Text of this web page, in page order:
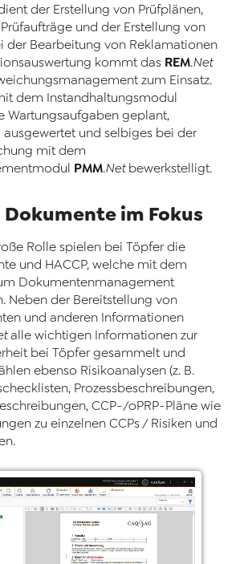
der Erstellung von Prüfplänen,
und der Erstellung von
der Bearbeitung von Reklamationen
kommt das REM.Net
zum Einsatz.
dem Instandhaltungsmodul
Wartungsaufgaben geplant,
und selbiges bei der
mit dem
PMM.Netbewerkstelligt.
Dokumente im Fokus
Rolle spielen bei Töpfer die
und HACCP, welche mit dem
Dokumentenmanagement
Neben der Bereitstellung von
und anderen Informationen
alle wichtigen Informationen zur
bei Töpfer gesammelt und
ebenso Risikoanalysen (z. B.
Prozessbeschreibungen,
CCP-/oPRP-Pläne wie
zu einzelnen CCPs / Risiken und